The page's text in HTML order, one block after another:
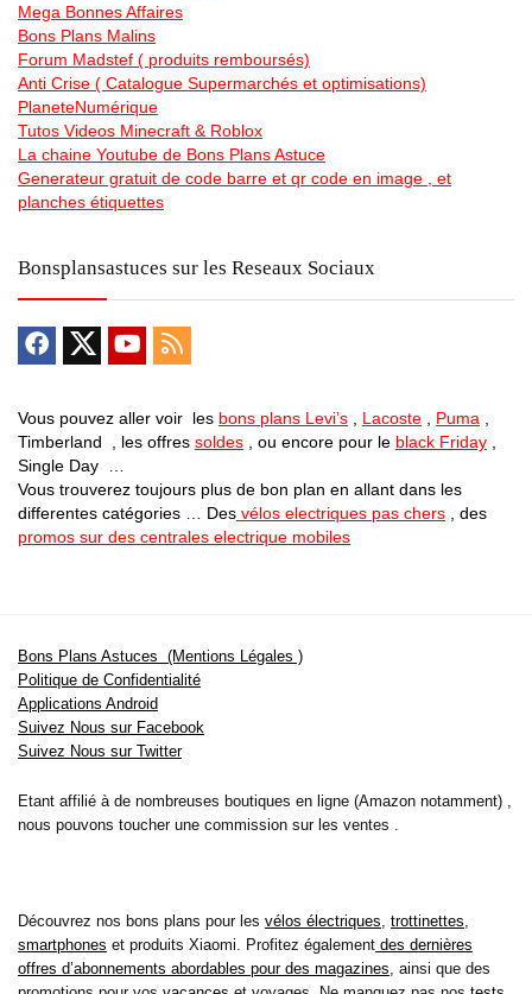
Mega Bonnes Affaires
Bons Plans Malins
Forum Madstef ( produits remboursés)
Anti Crise ( Catalogue Supermarchés et optimisations)
PlaneteNumérique
Tutos Videos Minecraft & Roblox
La chaine Youtube de Bons Plans Astuce
Generateur gratuit de code barre et qr code en image , et
planches étiquettes
Bonsplansastuces sur les Reseaux Sociaux
Vous pouvez aller voir les bons plans Levi’s , Lacoste , Puma ,
Timberland , les offres soldes , ou encore pour le black Friday ,
Single Day …
Vous trouverez toujours plus de bon plan en allant dans les
differentes catégories … Des vélos electriques pas chers , des
promos sur des centrales electrique mobiles
Bons Plans Astuces (Mentions Légales )
Politique de Confidentialité
Applications Android
Suivez Nous sur Facebook
Suivez Nous sur Twitter
Etant affilié à de nombreuses boutiques en ligne (Amazon notamment) ,
nous pouvons toucher une commission sur les ventes .
Découvrez nos bons plans pour les vélos électriques, trottinettes,
smartphones et produits Xiaomi. Profitez également des dernières
offres d’abonnements abordables pour des magazines, ainsi que des